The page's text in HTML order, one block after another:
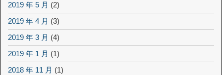
2019 年 5 月 (2)
2019 年 4 月 (3)
2019 年 3 月 (4)
2019 年 1 月 (1)
2018 年 11 月 (1)